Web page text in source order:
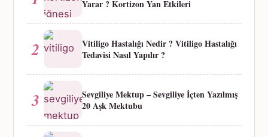
Yarar ? Kortizon Yan Etkileri
2
Vitiligo Hastalığı Nedir ? Vitiligo Hastalığı
Tedavisi Nasıl Yapılır ?
3
Sevgiliye Mektup – Sevgiliye İçten Yazılmış
20 Aşk Mektubu